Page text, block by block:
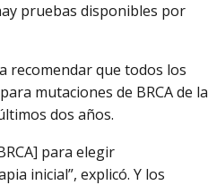
pruebas disponibles por
recomendar que todos los
mutaciones de BRCA de la
dos años.
para elegir
inicial”, explicó. Y los